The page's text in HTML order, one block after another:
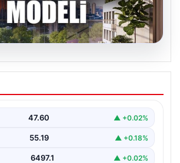
Yenilikçi Bir Adım: Emlak
Kendi Kendini
prestijli ve yenilikçi
DAP Gayrimenkul Geliştirme, dikkat
47.60 ▲ +0.02%
55.19 ▲ +0.18%
6497.1 ▲ +0.02%